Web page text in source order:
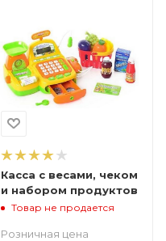
Касса с весами, чеком
и набором продуктов
Товар не продается
Розничная цена